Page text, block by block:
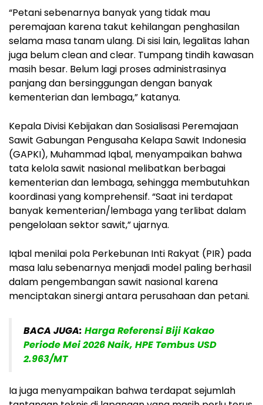
“Petani sebenarnya banyak yang tidak mau
peremajaan karena takut kehilangan penghasilan
selama masa tanam ulang. Di sisi lain, legalitas lahan
juga belum clean and clear. Tumpang tindih kawasan
masih besar. Belum lagi proses administrasinya
panjang dan bersinggungan dengan banyak
kementerian dan lembaga,” katanya.
Kepala Divisi Kebijakan dan Sosialisasi Peremajaan
Sawit Gabungan Pengusaha Kelapa Sawit Indonesia
(GAPKI), Muhammad Iqbal, menyampaikan bahwa
tata kelola sawit nasional melibatkan berbagai
kementerian dan lembaga, sehingga membutuhkan
koordinasi yang komprehensif. “Saat ini terdapat
banyak kementerian/lembaga yang terlibat dalam
pengelolaan sektor sawit,” ujarnya.
Iqbal menilai pola Perkebunan Inti Rakyat (PIR) pada
masa lalu sebenarnya menjadi model paling berhasil
dalam pengembangan sawit nasional karena
menciptakan sinergi antara perusahaan dan petani.
BACA JUGA: Harga Referensi Biji Kakao
Periode Mei 2026 Naik, HPE Tembus USD
2.963/MT
Ia juga menyampaikan bahwa terdapat sejumlah